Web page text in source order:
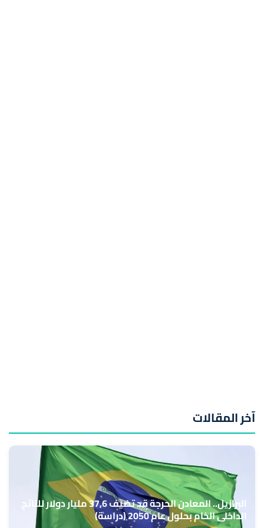
آخر المقالات
البرازيل.. المعادن الحرجة قد تضيف 37,6 مليار دولار للناتج
الداخلي الخام بحلول عام 2050 (دراسة)